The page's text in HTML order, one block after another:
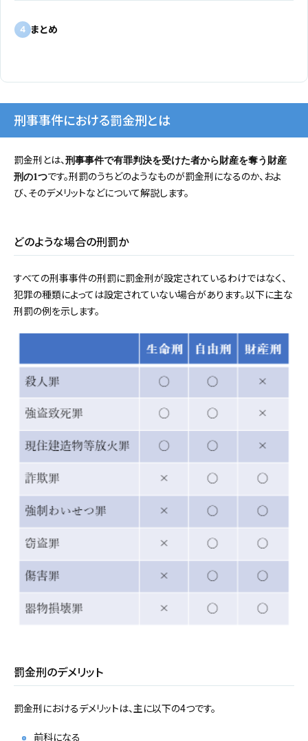
4 まとめ
刑事事件における罰金刑とは
罰金刑とは、刑事事件で有罪判決を受けた者から財産を奪う財産
刑の1つです。刑罰のうちどのようなものが罰金刑になるのか、およ
び、そのデメリットなどについて解説します。
どのような場合の刑罰か
すべての刑事事件の刑罰に罰金刑が設定されているわけではなく、
犯罪の種類によっては設定されていない場合があります。以下に主な
刑罰の例を示します。
罰金刑のデメリット
罰金刑におけるデメリットは、主に以下の4つです。
前科になる